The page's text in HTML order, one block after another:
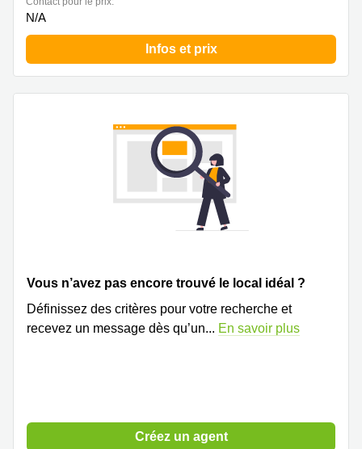
N/A
Infos et prix
Vous n’avez pas encore trouvé le local idéal ?
Définissez des critères pour votre recherche et
recevez un message dès qu’un... En savoir plus
Créez un agent